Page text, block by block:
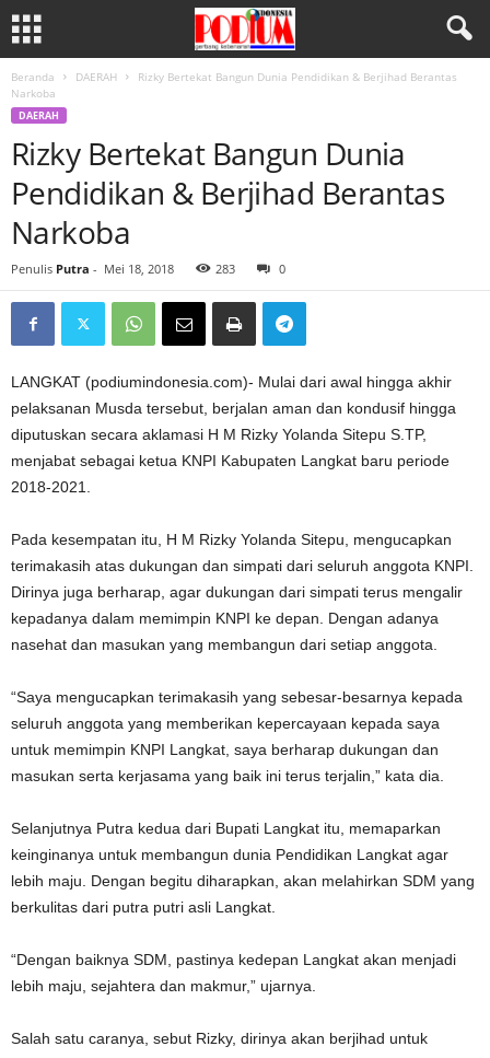
Beranda DAERAH
Rizky Bertekat Bangun Dunia Pendidikan & Berjihad Berantas
Narkoba
DAERAH
Rizky Bertekat Bangun Dunia
Pendidikan & Berjihad Berantas
Narkoba
Penulis Putra - Mei 18, 2018 283 0
LANGKAT (podiumindonesia.com)- Mulai dari awal hingga akhir
pelaksanan Musda tersebut, berjalan aman dan kondusif hingga
diputuskan secara aklamasi H M Rizky Yolanda Sitepu S.TP,
menjabat sebagai ketua KNPI Kabupaten Langkat baru periode
2018-2021.
Pada kesempatan itu, H M Rizky Yolanda Sitepu, mengucapkan
terimakasih atas dukungan dan simpati dari seluruh anggota KNPI.
Dirinya juga berharap, agar dukungan dari simpati terus mengalir
kepadanya dalam memimpin KNPI ke depan. Dengan adanya
nasehat dan masukan yang membangun dari setiap anggota.
“Saya mengucapkan terimakasih yang sebesar-besarnya kepada
seluruh anggota yang memberikan kepercayaan kepada saya
untuk memimpin KNPI Langkat, saya berharap dukungan dan
masukan serta kerjasama yang baik ini terus terjalin,” kata dia.
Selanjutnya Putra kedua dari Bupati Langkat itu, memaparkan
keinginanya untuk membangun dunia Pendidikan Langkat agar
lebih maju. Dengan begitu diharapkan, akan melahirkan SDM yang
berkulitas dari putra putri asli Langkat.
“Dengan baiknya SDM, pastinya kedepan Langkat akan menjadi
lebih maju, sejahtera dan makmur,” ujarnya.
Salah satu caranya, sebut Rizky, dirinya akan berjihad untuk